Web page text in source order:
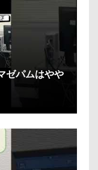
ゼパムはやや